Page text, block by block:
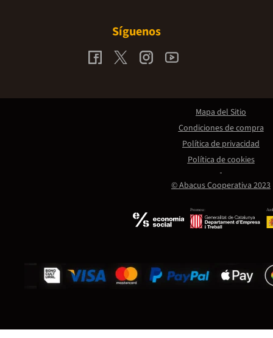
Síguenos
Promou:
© Abacus Cooperativa 2023
Mapa del Sitio
Condiciones de compra
Política de privacidad
Política de cookies